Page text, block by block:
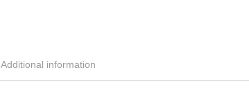
Additional information